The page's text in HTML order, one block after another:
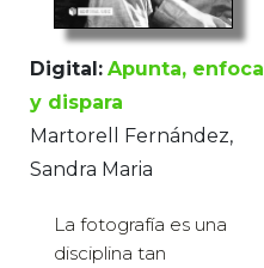
Digital: Apunta, enfoca
y dispara
Martorell Fernández,
Sandra Maria
La fotografía es una
disciplina tan